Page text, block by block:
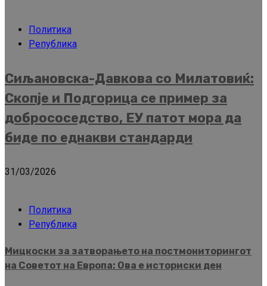
Политика
Република
Сиљановска-Давкова со Милатовиќ:
Скопје и Подгорица се пример за
добрососедство, ЕУ патот мора да
биде по еднакви стандарди
31/03/2026
Политика
Република
Мицкоски за затворањето на постмониторингот
на Советот на Европа: Ова е историски ден